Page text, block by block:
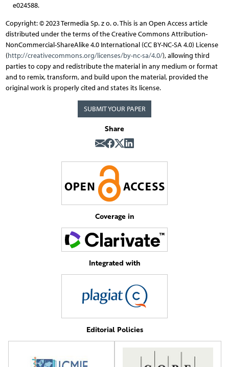
e024588.
Copyright: © 2023 Termedia Sp. z o. o. This is an Open Access article
distributed under the terms of the Creative Commons Attribution-
NonCommercial-ShareAlike 4.0 International (CC BY-NC-SA 4.0) License
(http://creativecommons.org/licenses/by-nc-sa/4.0/), allowing third
parties to copy and redistribute the material in any medium or format
and to remix, transform, and build upon the material, provided the
original work is properly cited and states its license.
SUBMIT YOUR PAPER
Share
Coverage in
Integrated with
Editorial Policies